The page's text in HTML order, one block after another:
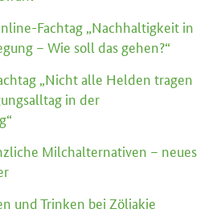
Fachtag „Nachhaltigkeit in
– Wie soll das gehen?“
„Nicht alle Helden tragen
in der
Milchalternativen – neues
und Trinken bei Zöliakie